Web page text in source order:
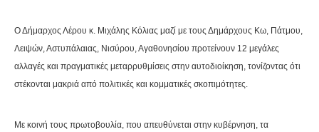
Ο Δήμαρχος Λέρου κ. Μιχάλης Κόλιας μαζί με τους Δημάρχους Κω, Πάτμου,
Λειψών, Αστυπάλαιας, Νισύρου, Αγαθονησίου προτείνουν 12 μεγάλες
αλλαγές και πραγματικές μεταρρυθμίσεις στην αυτοδιοίκηση, τονίζοντας ότι
στέκονται μακριά από πολιτικές και κομματικές σκοπιμότητες.
Με κοινή τους πρωτοβουλία, που απευθύνεται στην κυβέρνηση, τα